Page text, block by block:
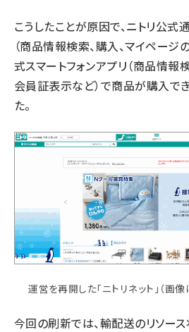
こうしたことが原因で、ニトリ公式
（商品情報検索、購入、マイページ
式スマートフォンアプリ（商品情報
会員証表示など）で商品が購入で
た。
運営を再開した「ニトリネット」（画
今回の刷新では、輸配送のリソー